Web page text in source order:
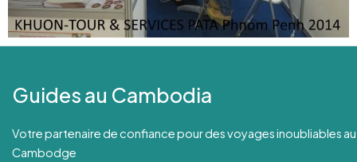
Guides au Cambodia
Votre partenaire de confiance pour des voyages inoubliables au
Cambodge